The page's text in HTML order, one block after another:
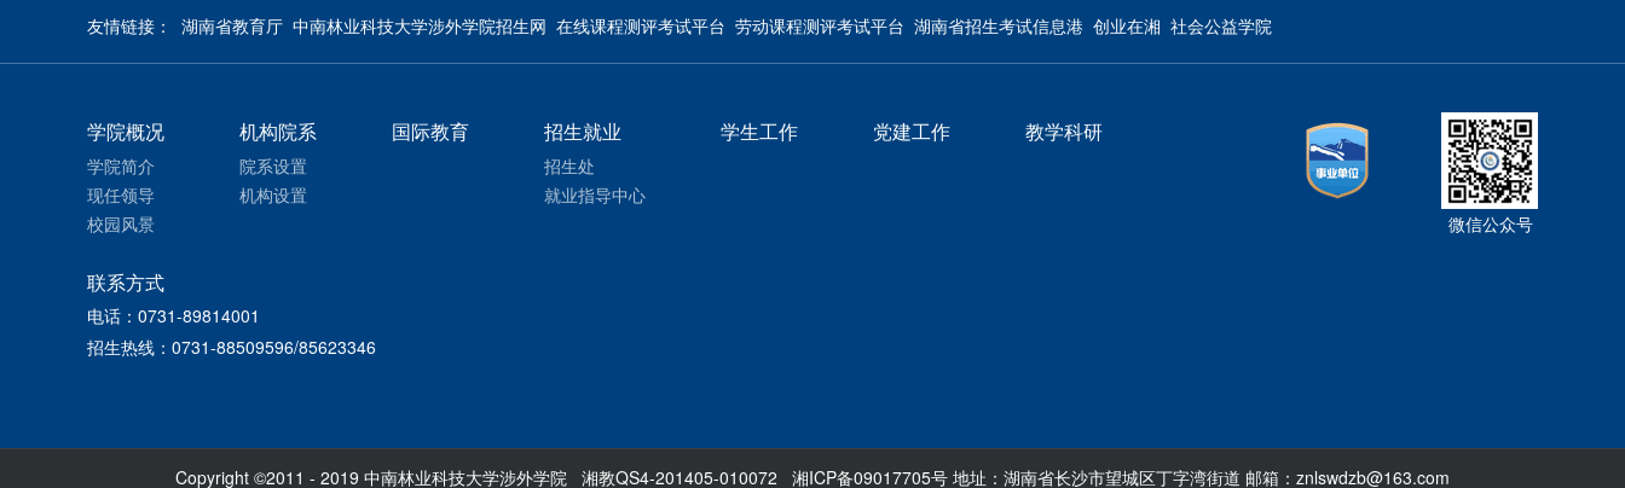
友情链接 ： 湖南省教育厅 中南林业科技大学涉外学院招生网 在线课程测评考试平台 劳动课程测评考试平台 湖南省招生考试信息港 创业在湘 社会公益学院
学院概况
学院简介
现任领导
校园风景
机构院系
院系设置
机构设置
国际教育 招生就业
招生处
就业指导中心
学生工作 党建工作 教学科研
微信公众号
联系方式
电话：0731-89814001
招生热线：0731-88509596/85623346
Copyright ©2011 - 2019 中南林业科技大学涉外学院 湘教QS4-201405-010072 湘ICP备09017705号 地址：湖南省长沙市望城区丁字湾街道 邮箱：znlswdzb@163.com